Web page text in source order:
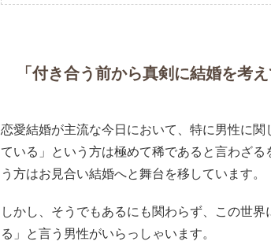
「付き合う前から真剣に結婚を考
恋愛結婚が主流な今日において、特に男性に
ている」という方は極めて稀であると言わざ
う方はお見合い結婚へと舞台を移しています。
しかし、そうでもあるにも関わらず、この世
る」と言う男性がいらっしゃいます。